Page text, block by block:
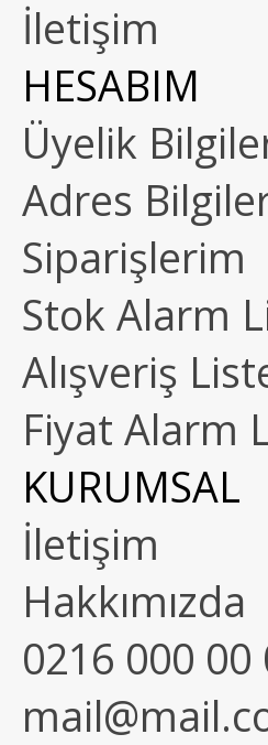
İletişim
HESABIM
Üyelik
Adres
Siparişlerim
Stok Alarm
Alışveriş
Fiyat Alarm
KURUMSAL
İletişim
Hakkımızda
0216 000 00